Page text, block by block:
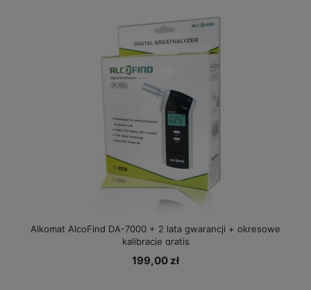
Alkomat AlcoFind DA-7000 + 2 lata gwarancji + okresowe
kalibracje gratis
199,00 zł